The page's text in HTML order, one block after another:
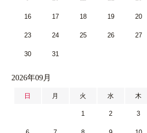
16 17 18 19 20
23 24 25 26 27
30 31
2026年09月
日 月 火 水 木
1 2 3